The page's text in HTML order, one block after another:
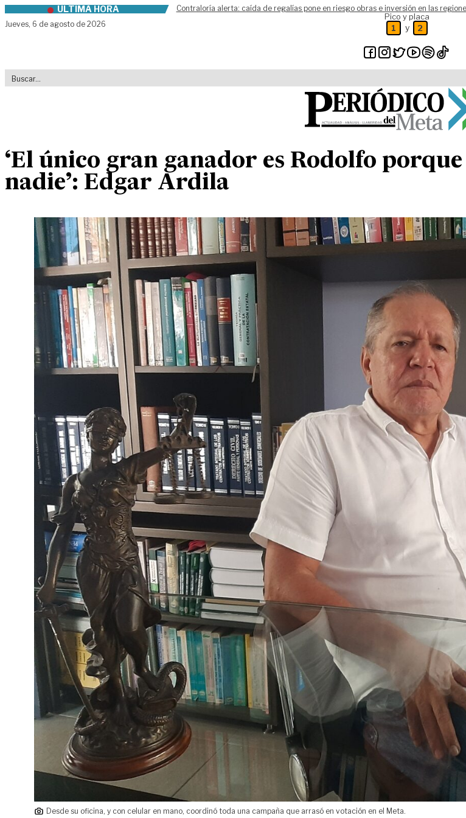
Skip to contentÚLTIMA HORA
Contraloría alerta: caída de regalías pone en riesgo obras e inversión en las
Jueves, 6 de agosto de 2026
Pico y placa
1 y 2
‘El único gran ganador es Rodolfo
nadie’: Edgar Ardila
Desde su oficina, y con celular en mano, coordinó toda una campaña que arrasó en votación en el Meta.